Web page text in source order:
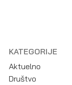
KATEGORIJE
Aktuelno
Društvo